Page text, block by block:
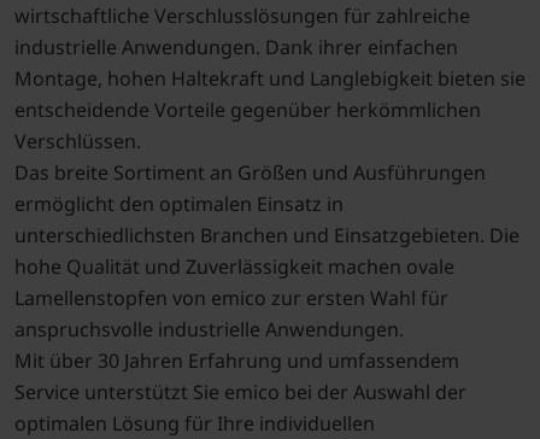
wirtschaftliche Verschlusslösungen für zahlreiche
industrielle Anwendungen. Dank ihrer einfachen
Montage, hohen Haltekraft und Langlebigkeit bieten sie
entscheidende Vorteile gegenüber herkömmlichen
Verschlüssen.
Das breite Sortiment an Größen und Ausführungen
ermöglicht den optimalen Einsatz in
unterschiedlichsten Branchen und Einsatzgebieten. Die
hohe Qualität und Zuverlässigkeit machen ovale
Lamellenstopfen von emico zur ersten Wahl für
anspruchsvolle industrielle Anwendungen.
Mit über 30 Jahren Erfahrung und umfassendem
Service unterstützt Sie emico bei der Auswahl der
optimalen Lösung für Ihre individuellen